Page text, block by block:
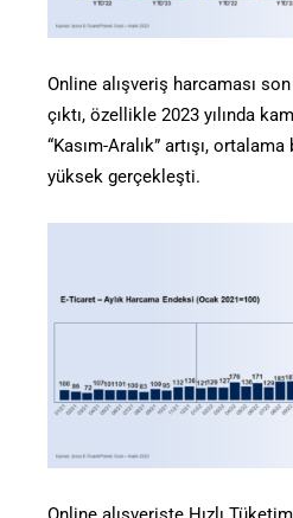
Online alışveriş harcaması
çıktı, özellikle 2023 yılında
“Kasım-Aralık” artışı,
yüksek gerçekleşti.